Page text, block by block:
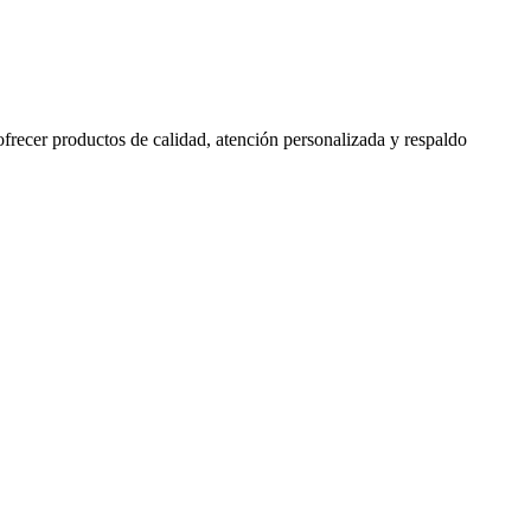
productos de calidad, atención personalizada y respaldo